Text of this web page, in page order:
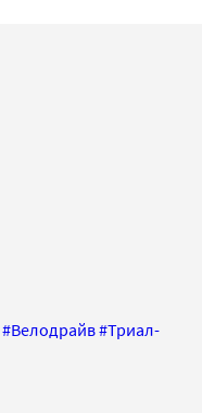
#Велодрайв#Триал-